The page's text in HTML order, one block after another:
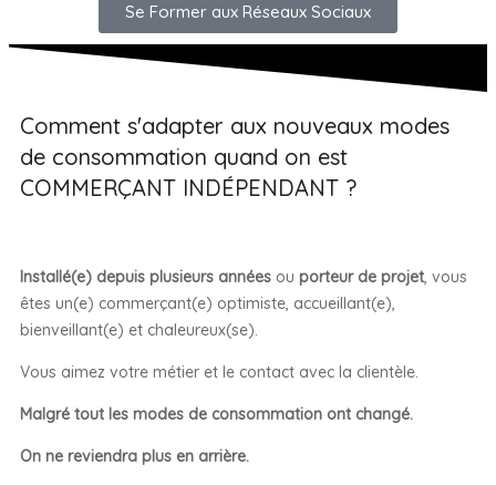
Se Former aux Réseaux Sociaux
Comment s'adapter aux nouveaux modes
de consommation quand on est
COMMERÇANT INDÉPENDANT ?
Installé(e) depuis plusieurs années ou porteur de projet, vous
êtes un(e) commerçant(e) optimiste, accueillant(e),
bienveillant(e) et chaleureux(se).
Vous aimez votre métier et le contact avec la clientèle.
Malgré tout les modes de consommation ont changé.
On ne reviendra plus en arrière.